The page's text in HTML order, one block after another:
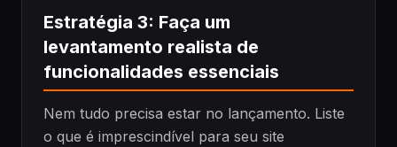
Estratégia 3: Faça um
levantamento realista de
funcionalidades essenciais
Nem tudo precisa estar no lançamento. Liste
o que é imprescindível para seu site